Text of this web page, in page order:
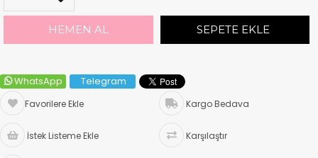
WhatsApp Telegram
Favorilere Ekle Kargo Bedava
İstek Listeme Ekle Karşılaştır